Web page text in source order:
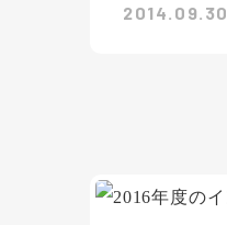
2014.09.30